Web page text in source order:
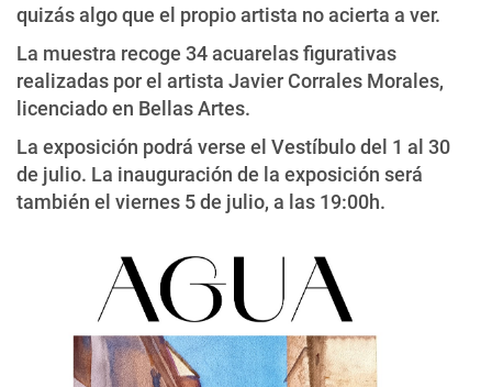
quizás algo que el propio artista no acierta a ver.
La muestra recoge 34 acuarelas figurativas
realizadas por el artista Javier Corrales Morales,
licenciado en Bellas Artes.
La exposición podrá verse el Vestíbulo del 1 al 30
de julio. La inauguración de la exposición será
también el viernes 5 de julio, a las 19:00h.